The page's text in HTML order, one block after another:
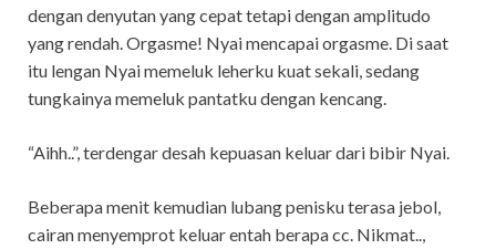
dengan denyutan yang cepat tetapi dengan amplitudo
yang rendah. Orgasme! Nyai mencapai orgasme. Di saat
itu lengan Nyai memeluk leherku kuat sekali, sedang
tungkainya memeluk pantatku dengan kencang.
“Aihh..”, terdengar desah kepuasan keluar dari bibir Nyai.
Beberapa menit kemudian lubang penisku terasa jebol,
cairan menyemprot keluar entah berapa cc. Nikmat..,